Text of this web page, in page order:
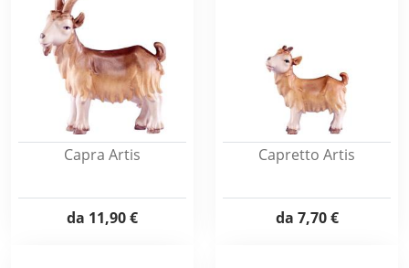
Capra Artis
da 11,90 €
Capretto Artis
da 7,70 €